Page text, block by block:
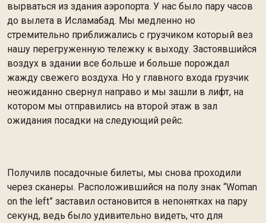
вырваться из здания аэропорта. У нас было пару часов
до вылета в Исламабад. Мы медленно но
стремительно приближались с грузчиком который вез
нашу перегруженную тележку к выходу. Застоявшийся
воздух в здании все больше и больше порождал
жажду свежего воздуха. Но у главного входа грузчик
неожиданно свернул направо и мы зашли в лифт, на
котором мы отправились на второй этаж в зал
ожидания посадки на следующий рейс.
Получилв посадочные билеты, мы снова проходили
через сканеры. Расположившийся на полу знак “Woman
on the left” заставил остановится в непонятках на пару
секунд, ведь было удивительно видеть, что для